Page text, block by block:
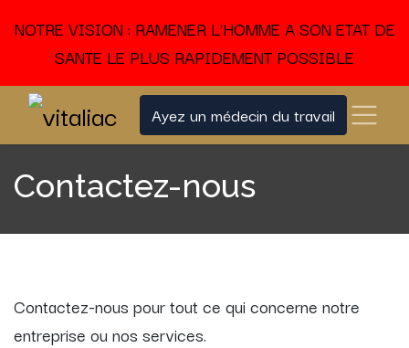
NOTRE VISION : RAMENER L'HOMME A SON ETAT DE
SANTE LE PLUS RAPIDEMENT POSSIBLE
Ayez un médecin du travail
Contactez-nous
Contactez-nous pour tout ce qui concerne notre
entreprise ou nos services.